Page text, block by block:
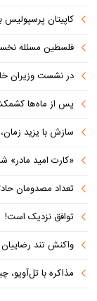
کاپیتان
فلسطین مسئله
در نشست وزیران
پس از ماه‌ها
سازش با یزید
«کارت امید مادر»
تعداد مصدومان حادثه
توافق نزدیک است!
واکنش تند رضاییان
مذاکره با تل‌آویو،